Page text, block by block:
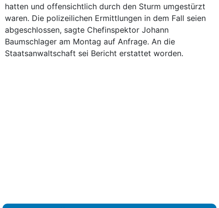
hatten und offensichtlich durch den Sturm umgestürzt
waren. Die polizeilichen Ermittlungen in dem Fall seien
abgeschlossen, sagte Chefinspektor Johann
Baumschlager am Montag auf Anfrage. An die
Staatsanwaltschaft sei Bericht erstattet worden.